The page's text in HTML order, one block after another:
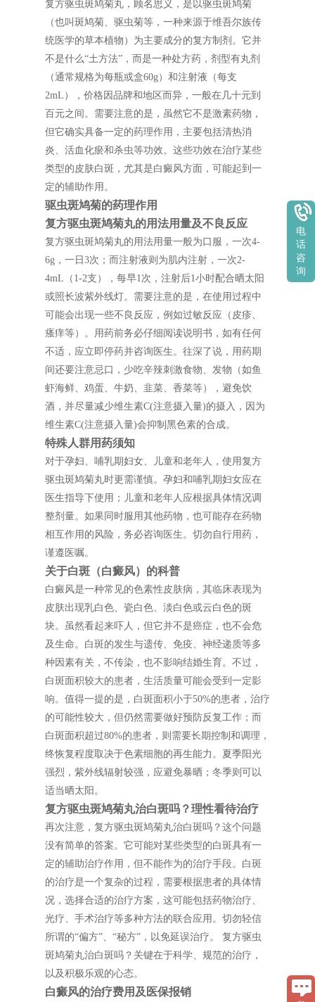
复方驱虫斑鸠菊丸，顾名思义，是以驱虫斑鸠菊
（也叫斑鸠菊、驱虫菊等，一种来源于维吾尔族传
统医学的草本植物）为主要成分的复方制剂。它并
不是什么“土方法”，而是一种处方药，剂型有丸剂
（通常规格为每瓶或盒60g）和注射液（每支
2mL），价格因品牌和地区而异，一般在几十元到
百元之间。需要注意的是，虽然它不是激素药物，
但它确实具备一定的药理作用，主要包括清热消
炎、活血化瘀和杀虫等功效。这些功效在治疗某些
类型的皮肤白斑，尤其是白癜风方面，可能起到一
定的辅助作用。
驱虫斑鸠菊的药理作用
复方驱虫斑鸠菊丸的用法用量及不良反应
复方驱虫斑鸠菊丸的用法用量一般为口服，一次4-
6g，一日3次；而注射液则为肌内注射，一次2-
4mL（1-2支），每早1次，注射后1小时配合晒太阳
或照长波紫外线灯。需要注意的是，在使用过程中
可能会出现一些不良反应，例如过敏反应（皮疹、
瘙痒等）。用药前务必仔细阅读说明书，如有任何
不适，应立即停药并咨询医生。往深了说，用药期
间还要注意忌口，少吃辛辣刺激食物、发物（如鱼
虾海鲜、鸡蛋、牛奶、韭菜、香菜等），避免饮
酒，并尽量减少维生素C(注意摄入量)的摄入，因为
维生素C(注意摄入量)会抑制黑色素的合成。
特殊人群用药须知
对于孕妇、哺乳期妇女、儿童和老年人，使用复方
驱虫斑鸠菊丸时更需谨慎。孕妇和哺乳期妇女应在
医生指导下使用；儿童和老年人应根据具体情况调
整剂量。如果同时服用其他药物，也可能存在药物
相互作用的风险，务必咨询医生。切勿自行用药，
谨遵医嘱。
关于白斑（白癜风）的科普
白癜风是一种常见的色素性皮肤病，其临床表现为
皮肤出现乳白色、瓷白色、淡白色或云白色的斑
块。虽然看起来吓人，但它并不是癌症，也不会危
及生命。白斑的发生与遗传、免疫、神经递质等多
种因素有关，不传染，也不影响结婚生育。不过，
白斑面积较大的患者，生活质量可能会受到一定影
响。值得一提的是，白斑面积小于50%的患者，治疗
的可能性较大，但仍然需要做好预防反复工作；而
白斑面积超过80%的患者，则需要长期控制和调理，
终恢复程度取决于色素细胞的再生能力。夏季阳光
强烈，紫外线辐射较强，应避免暴晒；冬季则可以
适当晒太阳。
复方驱虫斑鸠菊丸治白斑吗？理性看待治疗
再次注意，复方驱虫斑鸠菊丸治白斑吗？这个问题
没有简单的答案。它可能对某些类型的白斑具有一
定的辅助治疗作用，但不能作为的治疗手段。白斑
的治疗是一个复杂的过程，需要根据患者的具体情
况，选择合适的治疗方案，这可能包括药物治疗、
光疗、手术治疗等多种方法的联合应用。切勿轻信
所谓的“偏方”、“秘方”，以免延误治疗。 复方驱虫
斑鸠菊丸治白斑吗？关键在于科学、规范的治疗，
以及积极乐观的心态。
白癜风的治疗费用及医保报销
电
话
咨
询